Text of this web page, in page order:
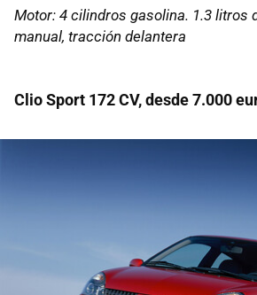
Motor: 4 cilindros gasolina. 1.3 litros
manual, tracción delantera
Clio Sport 172 CV, desde 7.000